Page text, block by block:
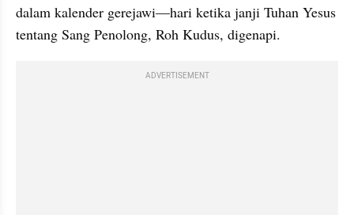
dalam kalender gerejawi—hari ketika janji Tuhan Yesus
tentang Sang Penolong, Roh Kudus, digenapi.
ADVERTISEMENT